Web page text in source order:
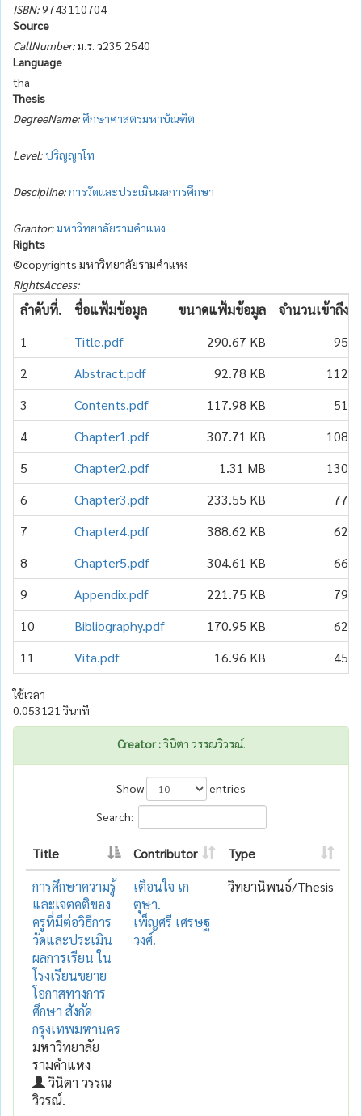
ISBN:9743110704
Source
CallNumber:ม.ร. ว235 2540
Language
tha
Thesis
DegreeName: ศึกษาศาสตรมหาบัณฑิต
Level:ปริญญาโท
Descipline:การวัดและประเมินผลการศึกษา
Grantor:มหาวิทยาลัยรามคำแหง
Rights
©copyrights มหาวิทยาลัยรามคำแหง
RightsAccess:
ลำดับที่. ชื่อแฟ้มข้อมูล ขนาดแฟ้มข้อมูล จำนวนเข้าถึง
1
Title.pdf 290.67 KB 95
2
Abstract.pdf 92.78 KB 112
3
Contents.pdf 117.98 KB 51
4
Chapter1.pdf 307.71 KB 108
5
Chapter2.pdf 1.31 MB 130
6
Chapter3.pdf 233.55 KB 77
7
Chapter4.pdf 388.62 KB 62
8
Chapter5.pdf 304.61 KB 66
9
Appendix.pdf 221.75 KB 79
10
Bibliography.pdf 170.95 KB 62
11
Vita.pdf 16.96 KB 45
ใช้เวลา
0.053121 วินาที
Creator :วินิตา วรรณวิวรณ์.
Show
entries
Search:
Title Contributor
Type
การศึกษาความรู้
และเจตคติของ
ครูที่มีต่อวิธีการ
วัดและประเมิน
ผลการเรียน ใน
โรงเรียนขยาย
โอกาสทางการ
ศึกษา สังกัด
กรุงเทพมหานคร
มหาวิทยาลัย
รามคำแหง
วินิตา วรรณ
วิวรณ์.
เตือนใจ เก
ตุษา.
เพ็ญศรี เศรษฐ
วงศ์.
วิทยานิพนธ์/Thesis